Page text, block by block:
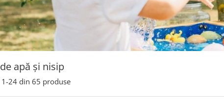
apă și nisip
1-24 din 65 produse